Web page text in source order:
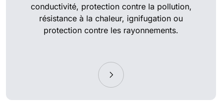
conductivité, protection contre la pollution,
résistance à la chaleur, ignifugation ou
protection contre les rayonnements.